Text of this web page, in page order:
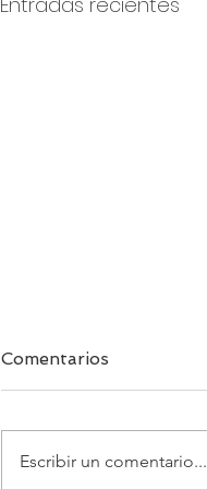
Comentarios
Escribir un comentario...